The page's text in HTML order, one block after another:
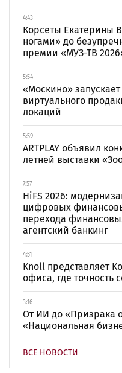
4:43
Корсеты Екатерины
ногами» до
премии «МУЗ-ТВ
5:54
«Москино»
виртуального
локаций
5:59
ARTPLAY объявил
летней выставки
7:57
HiFS 2026:
цифровых
перехода
агентский банкинг
4:51
Knoll представляет
офиса, где точность
3:16
От ИИ до «Призрака
«Национальная
ВСЕ НОВОСТИ